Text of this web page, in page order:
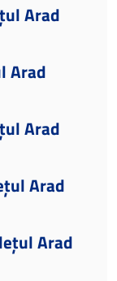
Arad
Arad
Arad
Arad
Arad